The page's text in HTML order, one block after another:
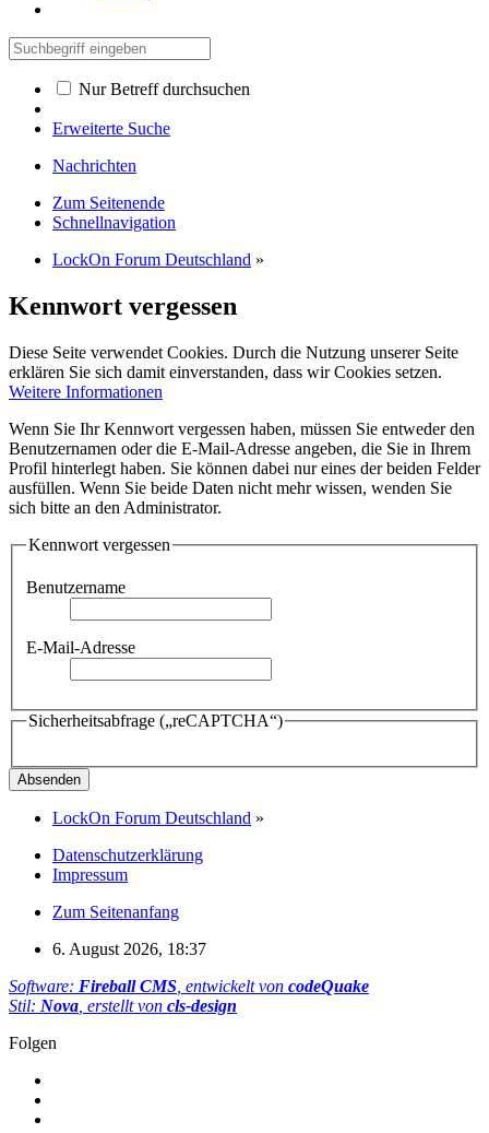
Nur Betreff durchsuchen
Erweiterte Suche
Nachrichten
Zum Seitenende
Schnellnavigation
LockOn Forum Deutschland »
Kennwort vergessen
Diese Seite verwendet Cookies. Durch die Nutzung unserer Seite
erklären Sie sich damit einverstanden, dass wir Cookies setzen.
Weitere Informationen
Wenn Sie Ihr Kennwort vergessen haben, müssen Sie entweder den
Benutzernamen oder die E-Mail-Adresse angeben, die Sie in Ihrem
Profil hinterlegt haben. Sie können dabei nur eines der beiden Felder
ausfüllen. Wenn Sie beide Daten nicht mehr wissen, wenden Sie
sich bitte an den Administrator.
Kennwort vergessen
Benutzername
E-Mail-Adresse
Sicherheitsabfrage („reCAPTCHA“)
LockOn Forum Deutschland »
Datenschutzerklärung
Impressum
Zum Seitenanfang
6. August 2026, 18:37
Software: Fireball CMS , entwickelt von codeQuake
Stil: Nova , erstellt von cls-design
Folgen